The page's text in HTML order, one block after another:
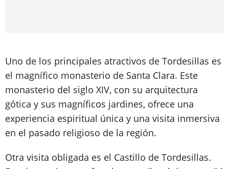
Uno de los principales atractivos de Tordesillas es
el magnífico monasterio de Santa Clara. Este
monasterio del siglo XIV, con su arquitectura
gótica y sus magníficos jardines, ofrece una
experiencia espiritual única y una visita inmersiva
en el pasado religioso de la región.
Otra visita obligada es el Castillo de Tordesillas.